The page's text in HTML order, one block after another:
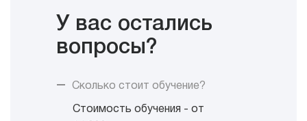
У вас остались
вопросы?
Сколько стоит обучение?
Стоимость обучения - от